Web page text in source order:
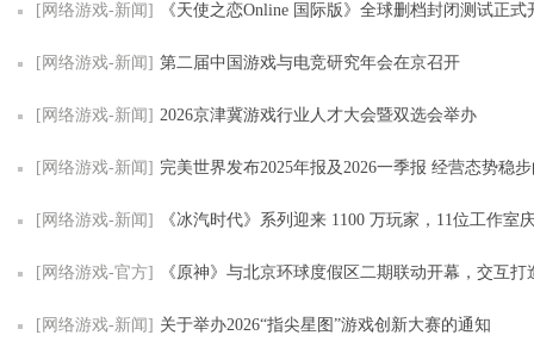
[网络游戏-新闻] 《天使之恋Online 国际版》全球删档封闭测试正式开放 多项游玩奖励
[网络游戏-新闻] 第二届中国游戏与电竞研究年会在京召开
[网络游戏-新闻] 2026京津冀游戏行业人才大会暨双选会举办
[网络游戏-新闻] 完美世界发布2025年报及2026一季报 经营态势稳
[网络游戏-新闻] 《冰汽时代》系列迎来 1100 万玩家，11位工作室庆祝旗下旗
[网络游戏-官方] 《原神》与北京环球度假区二期联动开幕，交互打
[网络游戏-新闻] 关于举办2026“指尖星图”游戏创新大赛的通知